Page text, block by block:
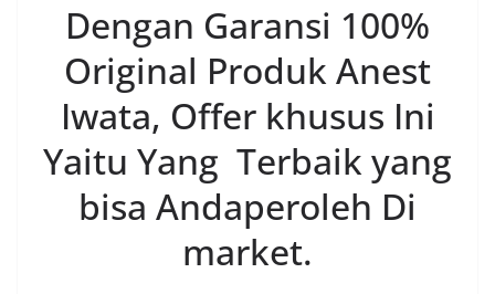
Dengan Garansi 100%
Original Produk Anest
Iwata, Offer khusus Ini
Yaitu Yang Terbaik yang
bisa Andaperoleh Di
market.